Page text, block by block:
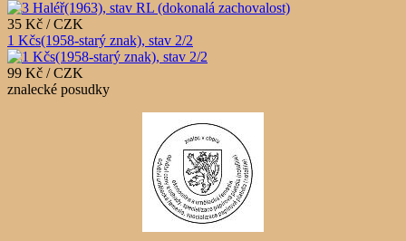
35 Kč / CZK
1 Kčs(1958-starý znak), stav 2/2
99 Kč / CZK
znalecké posudky